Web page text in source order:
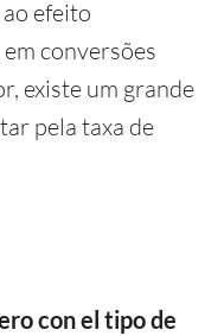
efeito
conversões
existe um grande
pela taxa de
con el tipo de